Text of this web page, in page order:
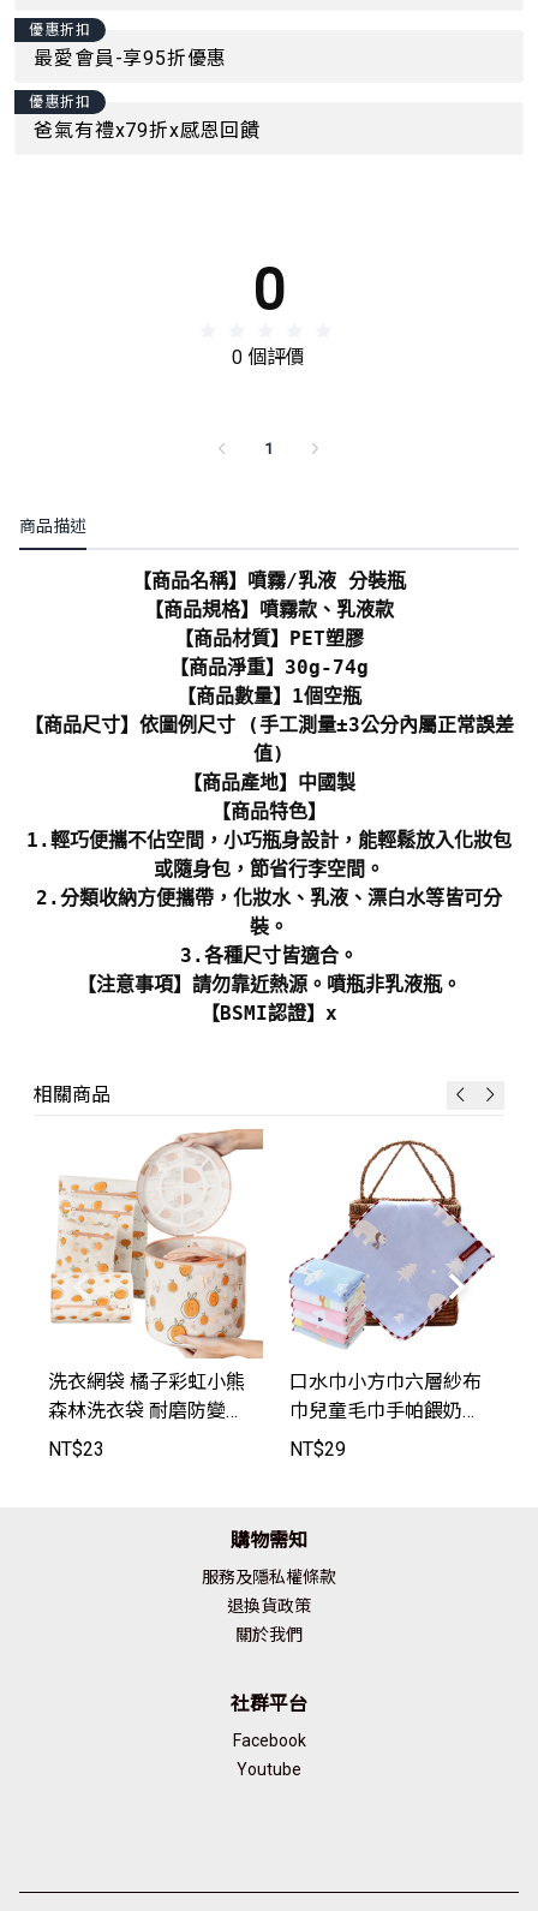
優惠折扣
最愛會員-享95折優惠
優惠折扣
爸氣有禮x79折x感恩回饋
0
0 個評價
1
商品描述
【商品名稱】噴霧/乳液 分裝瓶
【商品規格】噴霧款、乳液款
【商品材質】PET塑膠
【商品淨重】30g-74g
【商品數量】1個空瓶
【商品尺寸】依圖例尺寸 (手工測量±3公分內屬正常誤差
值)
【商品產地】中國製
【商品特色】
1.輕巧便攜不佔空間，小巧瓶身設計，能輕鬆放入化妝包
或隨身包，節省行李空間。
2.分類收納方便攜帶，化妝水、乳液、漂白水等皆可分
裝。
3.各種尺寸皆適合。
【注意事項】請勿靠近熱源。噴瓶非乳液瓶。
【BSMI認證】x
洗衣網袋 橘子彩虹小熊
森林洗衣袋 耐磨防變形
防勾紗 洗潔袋 旅遊收
NT$23
口水巾小方巾六層紗布
巾兒童毛巾手帕餵奶巾
【HY2004】JoyBaby
NT$29
相關商品
購物需知
服務及隱私權條款
退換貨政策
關於我們
社群平台
Facebook
Youtube